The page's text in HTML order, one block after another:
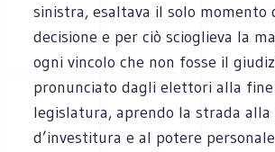
sinistra, esaltava il solo momento
decisione e per ciò scioglieva la
ogni vincolo che non fosse il
pronunciato dagli elettori alla
legislatura, aprendo la strada alla
d’investitura e al potere